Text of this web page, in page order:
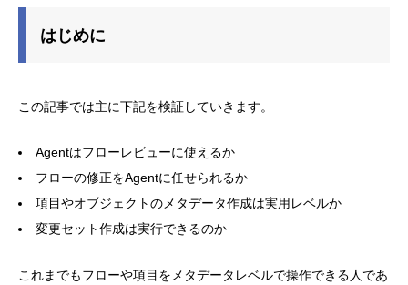
はじめに
この記事では主に下記を検証していきます。
Agentはフローレビューに使えるか
フローの修正をAgentに任せられるか
項目やオブジェクトのメタデータ作成は実用レベルか
変更セット作成は実行できるのか
これまでもフローや項目をメタデータレベルで操作できる人であ